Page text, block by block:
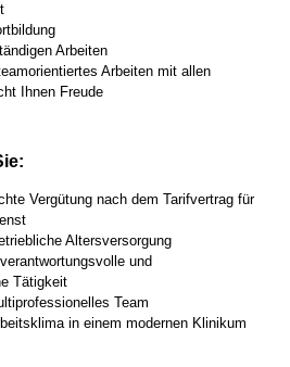
Arbeiten
Arbeiten mit allen
Ihnen Freude
Vergütung nach dem Tarifvertrag für
Altersversorgung
und
Tätigkeit
Team
in einem modernen Klinikum